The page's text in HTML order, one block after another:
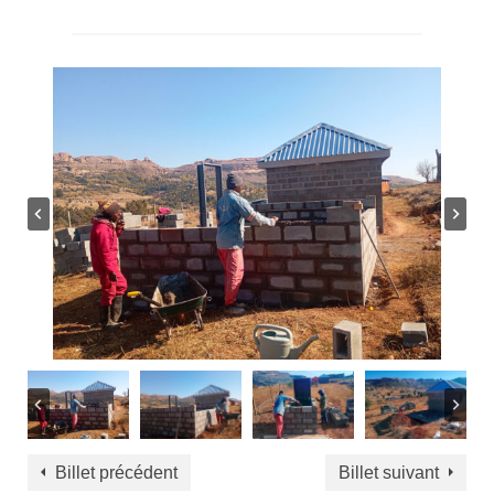
Billet précédent Billet suivant